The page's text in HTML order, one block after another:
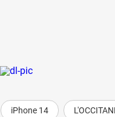
iPhone 14